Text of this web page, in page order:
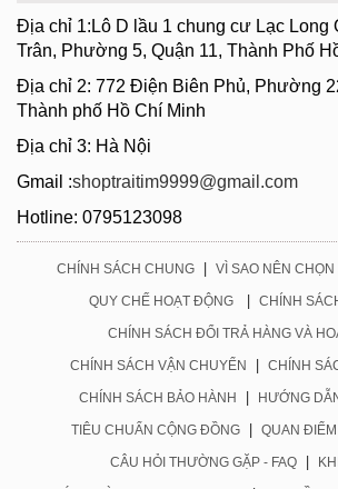
Địa chỉ 1:Lô D lầu 1 chung cư Lạc Long
Trân, Phường 5, Quận 11, Thành Phố
Địa chỉ 2: 772 Điện Biên Phủ, Phường
Thành phố Hồ Chí Minh
Địa chỉ 3: Hà Nội
Gmail :shoptraitim9999@gmail.com
Hotline: 0795123098
CHÍNH SÁCH CHUNG | VÌ SAO NÊN CHỌN
QUY CHẾ HOẠT ĐỘNG | CHÍNH
CHÍNH SÁCH ĐỔI TRẢ HÀNG VÀ
CHÍNH SÁCH VẬN CHUYỂN | CHÍNH
CHÍNH SÁCH BẢO HÀNH | HƯỚNG
TIÊU CHUẨN CỘNG ĐỒNG | QUAN
CÂU HỎI THƯỜNG GẶP - FAQ |